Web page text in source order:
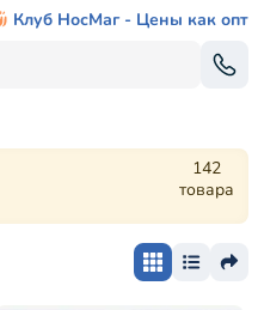
Клуб НосМаг - Цены как опт
142
товара